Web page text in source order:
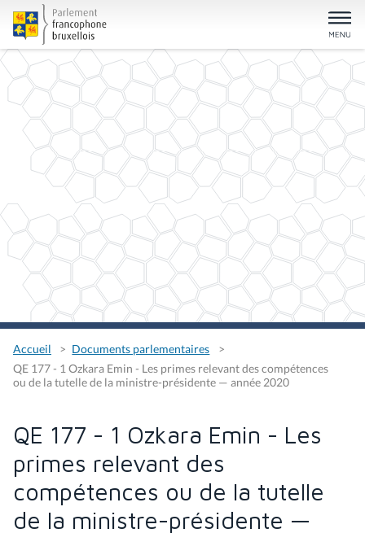
Accueil
Documents parlementaires
QE 177 - 1 Ozkara Emin - Les primes relevant des compétences
ou de la tutelle de la ministre-présidente — année 2020
QE 177 - 1 Ozkara Emin - Les
primes relevant des
compétences ou de la tutelle
de la ministre-présidente —